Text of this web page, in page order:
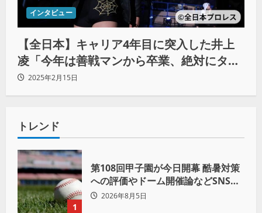
インタビュー
【全日本】キャリア4年目に突入した井上
凌「今年は善戦マンから卒業、絶対にタイ
トルを獲得します！」
2025年2月15日
トレンド
1
第108回甲子園が今日開幕 酷暑対策
への評価やドーム開催論などSNSで
議論も
2026年8月5日